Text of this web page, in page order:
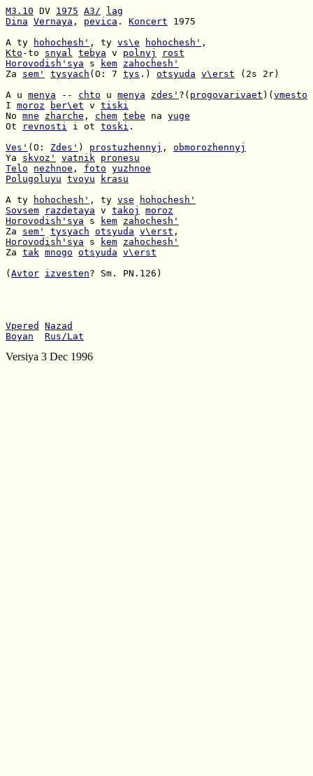
M3.10 DV 1975 A3/
lag
Dina Vernaya , pevica . Koncert 1975
A ty
hohochesh' , ty vs\e hohochesh'
Kto -to snyal tebya v polnyj
rost
Horovodish'sya s kem zahochesh'
Za sem' tysyach (O: 7 tys .) otsyuda v\erst (2s 2r)
A u menya -- chto u menya zdes' ?( progovarivaet )( vmesto
I moroz ber\et v tiski
No mne zharche , chem tebe na yuge
Ot
revnosti i ot toski .
Ves' (O: Zdes' ) prostuzhennyj , obmorozhennyj
Ya skvoz' vatnik pronesu
Telo
nezhnoe , foto yuzhnoe
Polugoluyu tvoyu
krasu
A ty
hohochesh' , ty vse
hohochesh'
Sovsem
razdetaya v takoj
moroz
Horovodish'sya s kem zahochesh'
Za sem' tysyach otsyuda v\erst
Horovodish'sya s kem zahochesh'
Za tak mnogo otsyuda v\erst
( Avtor izvesten? Sm. PN.126)
Vpered
Nazad
Boyan
Rus/Lat
Versiya 3 Dec 1996